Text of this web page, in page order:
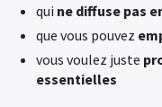
qui ne diffuse pas
que vous pouvez
vous voulez juste
essentielles